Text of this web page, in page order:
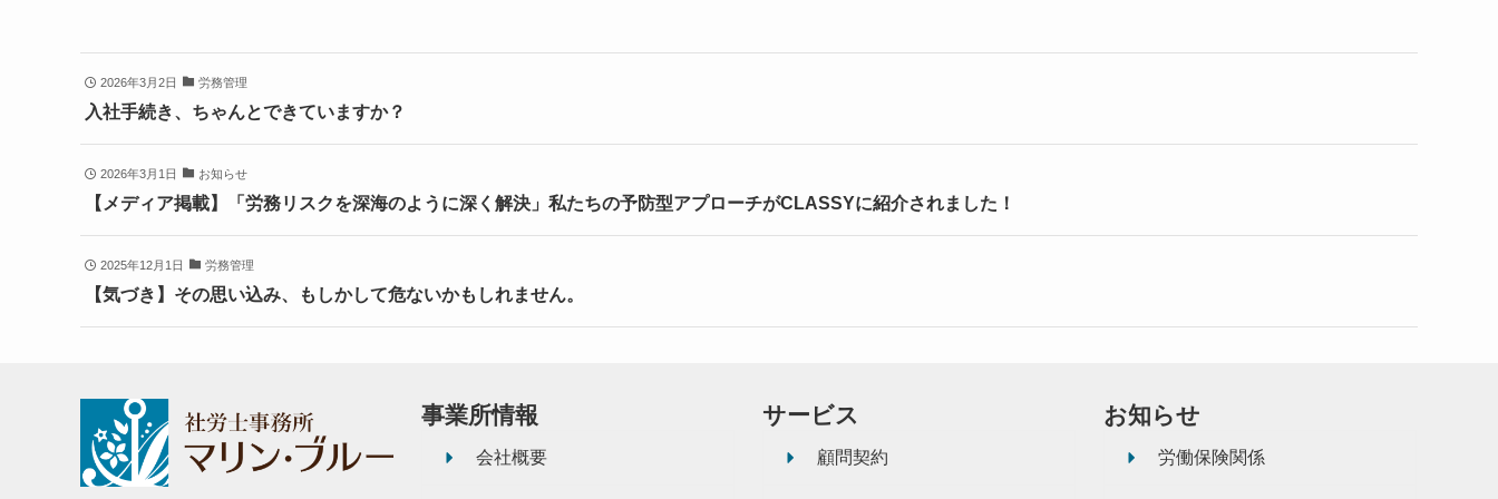
2026年3月2日 労務管理
入社手続き、ちゃんとできていますか？
2026年3月1日 お知らせ
【メディア掲載】「労務リスクを深海のように深く解決」私たちの予防型アプローチがCLASSYに紹介されました！
2025年12月1日 労務管理
【気づき】その思い込み、もしかして危ないかもしれません。
事業所情報
会社概要
サービス
顧問契約
お知らせ
労働保険関係